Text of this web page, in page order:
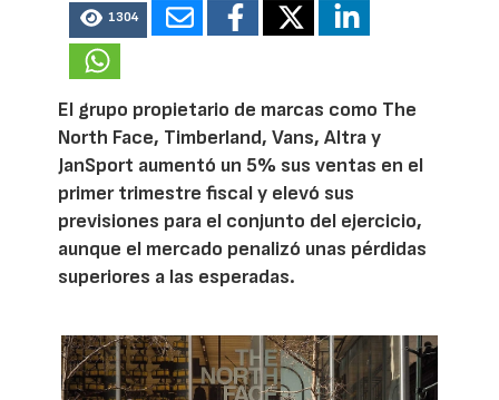
1304
El grupo propietario de marcas como The
North Face, Timberland, Vans, Altra y
JanSport aumentó un 5% sus ventas en el
primer trimestre fiscal y elevó sus
previsiones para el conjunto del ejercicio,
aunque el mercado penalizó unas pérdidas
superiores a las esperadas.